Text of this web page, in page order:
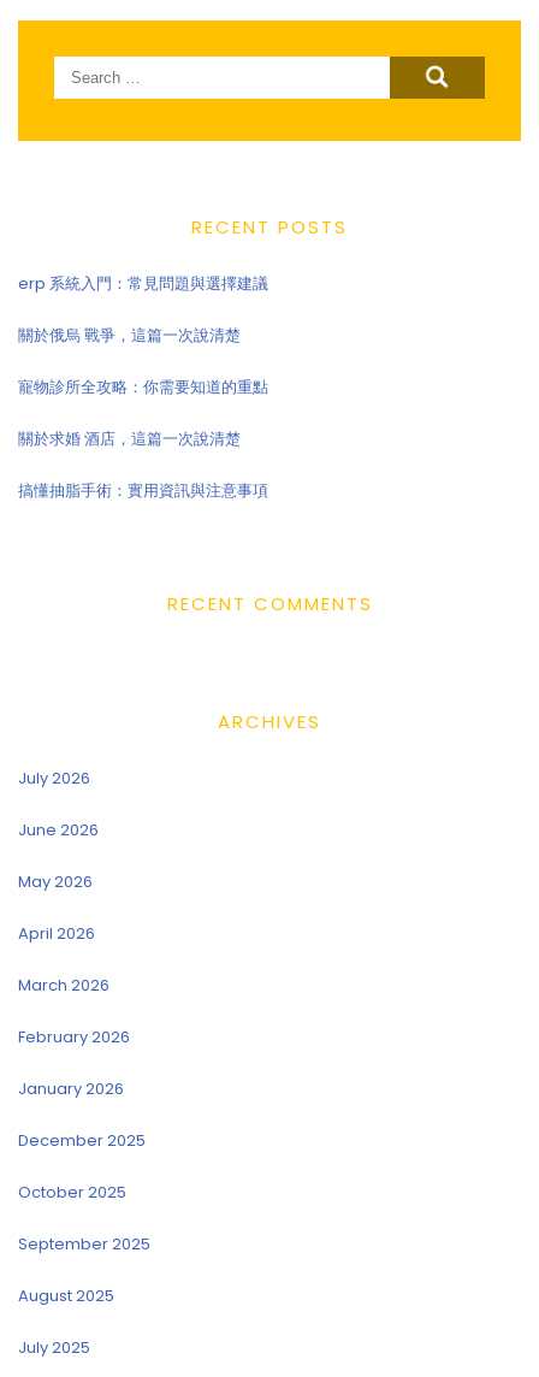
Search
for:
RECENT POSTS
erp 系統入門：常見問題與選擇建議
關於俄烏 戰爭，這篇一次說清楚
寵物診所全攻略：你需要知道的重點
關於求婚 酒店，這篇一次說清楚
搞懂抽脂手術：實用資訊與注意事項
RECENT COMMENTS
ARCHIVES
July 2026
June 2026
May 2026
April 2026
March 2026
February 2026
January 2026
December 2025
October 2025
September 2025
August 2025
July 2025